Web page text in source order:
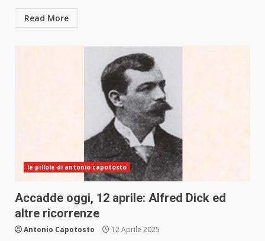
Read More
le pillole di antonio capotosto
Accadde oggi, 12 aprile: Alfred Dick ed
altre ricorrenze
Antonio Capotosto 12 Aprile 2025